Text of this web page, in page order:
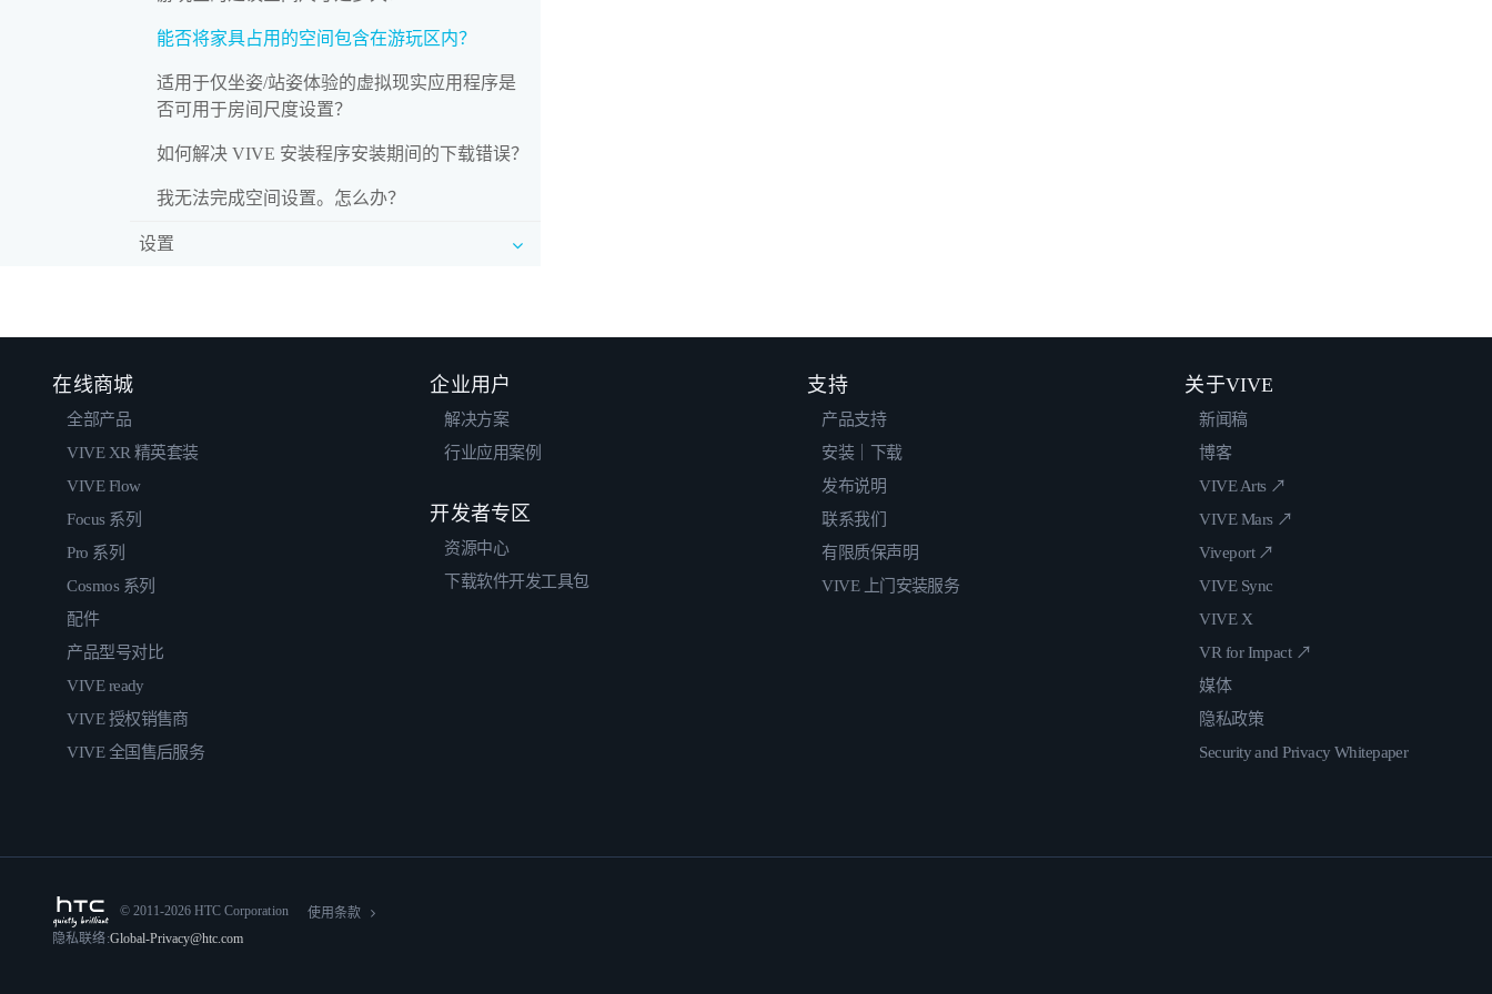
能否将家具占用的空间包含在游玩区内？
适用于仅坐姿/站姿体验的虚拟现实应用程序是
否可用于房间尺度设置？
如何解决 VIVE 安装程序安装期间的下载错误？
我无法完成空间设置。怎么办？
设置
在线商城
全部产品
VIVE XR 精英套装
VIVE Flow
Focus 系列
Pro 系列
Cosmos 系列
配件
产品型号对比
VIVE ready
VIVE 授权销售商
VIVE 全国售后服务
企业用户
解决方案
行业应用案例
开发者专区
资源中心
下载软件开发工具包
支持
产品支持
安装｜下载
发布说明
联系我们
有限质保声明
VIVE 上门安装服务
关于VIVE
新闻稿
博客
VIVE Arts ↗
VIVE Mars ↗
Viveport ↗
VIVE Sync
VIVE X
VR for Impact ↗
媒体
隐私政策
Security and Privacy Whitepaper
© 2011-2026 HTC Corporation
使用条款
隐私联络:Global-Privacy@htc.com